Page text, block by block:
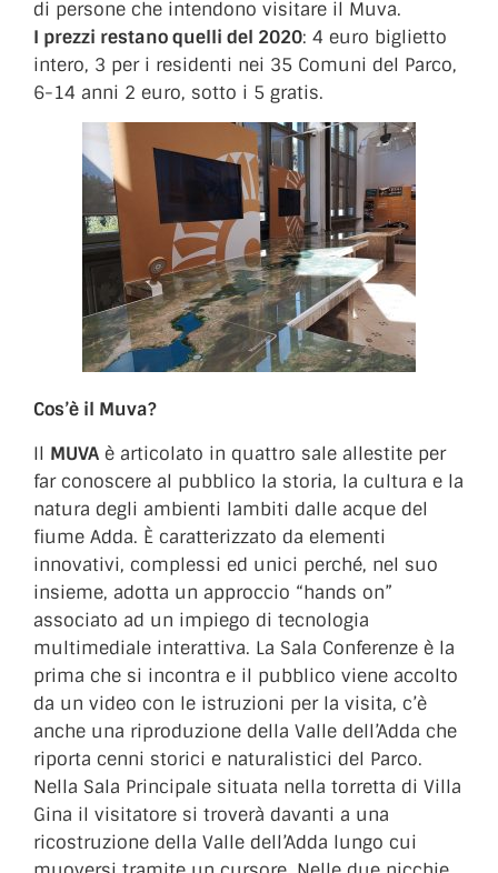
di persone che intendono visitare il Muva.
I prezzi restano quelli del 2020: 4 euro biglietto
intero, 3 per i residenti nei 35 Comuni del Parco,
6-14 anni 2 euro, sotto i 5 gratis.
Cos’è il Muva?
Il MUVA è articolato in quattro sale allestite per
far conoscere al pubblico la storia, la cultura e la
natura degli ambienti lambiti dalle acque del
fiume Adda. È caratterizzato da elementi
innovativi, complessi ed unici perché, nel suo
insieme, adotta un approccio “hands on”
associato ad un impiego di tecnologia
multimediale interattiva. La Sala Conferenze è la
prima che si incontra e il pubblico viene accolto
da un video con le istruzioni per la visita, c’è
anche una riproduzione della Valle dell’Adda che
riporta cenni storici e naturalistici del Parco.
Nella Sala Principale situata nella torretta di Villa
Gina il visitatore si troverà davanti a una
ricostruzione della Valle dell’Adda lungo cui